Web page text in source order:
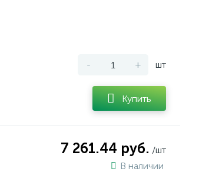
- + шт
Купить
7 261.44 руб. /шт
В наличии